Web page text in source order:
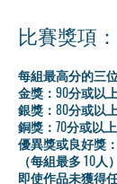
比賽獎項：
每組最高分的三
金獎：90分或以上
銀獎：80分或以上
銅獎：70分或以上
優異獎或良好獎
（每組最多 10人）
即使作品未獲得